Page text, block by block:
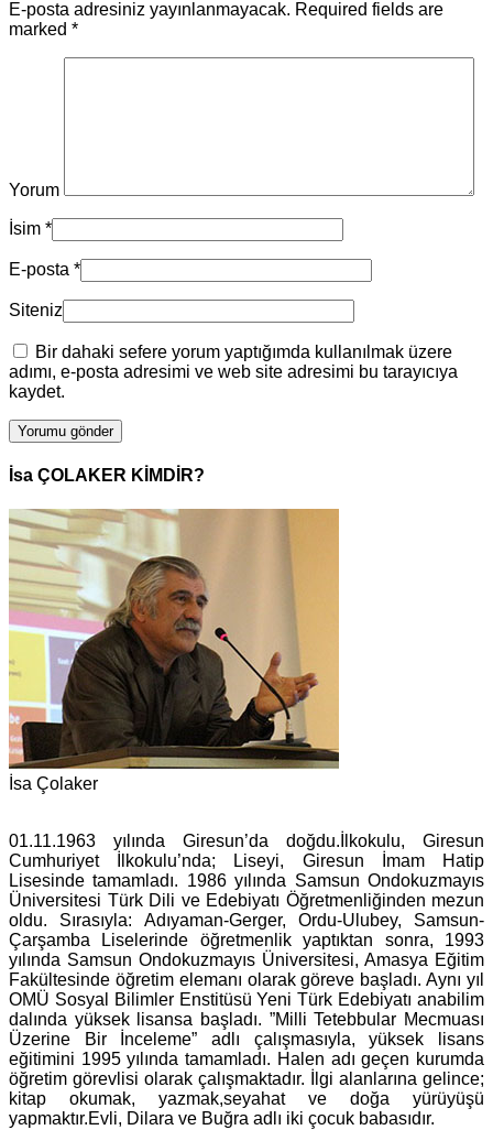
E-posta adresiniz yayınlanmayacak. Required fields are
marked *
Yorum
İsim *
E-posta *
Siteniz
Bir dahaki sefere yorum yaptığımda kullanılmak üzere
adımı, e-posta adresimi ve web site adresimi bu tarayıcıya
kaydet.
İsa ÇOLAKER KİMDİR?
İsa Çolaker
01.11.1963 yılında Giresun’da doğdu.İlkokulu, Giresun
Cumhuriyet İlkokulu’nda; Liseyi, Giresun İmam Hatip
Lisesinde tamamladı. 1986 yılında Samsun Ondokuzmayıs
Üniversitesi Türk Dili ve Edebiyatı Öğretmenliğinden mezun
oldu. Sırasıyla: Adıyaman-Gerger, Ordu-Ulubey, Samsun-
Çarşamba Liselerinde öğretmenlik yaptıktan sonra, 1993
yılında Samsun Ondokuzmayıs Üniversitesi, Amasya Eğitim
Fakültesinde öğretim elemanı olarak göreve başladı. Aynı yıl
OMÜ Sosyal Bilimler Enstitüsü Yeni Türk Edebiyatı anabilim
dalında yüksek lisansa başladı. ”Milli Tetebbular Mecmuası
Üzerine Bir İnceleme” adlı çalışmasıyla, yüksek lisans
eğitimini 1995 yılında tamamladı. Halen adı geçen kurumda
öğretim görevlisi olarak çalışmaktadır. İlgi alanlarına gelince;
kitap okumak, yazmak,seyahat ve doğa yürüyüşü
yapmaktır.Evli, Dilara ve Buğra adlı iki çocuk babasıdır.